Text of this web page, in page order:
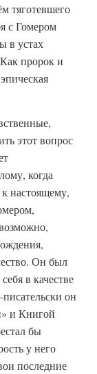
тяготевшего
с Гомером
в устах
пророк и
этот вопрос
когда
настоящему,
Он был
в качестве
он
и Книгой
бы
у него
последние